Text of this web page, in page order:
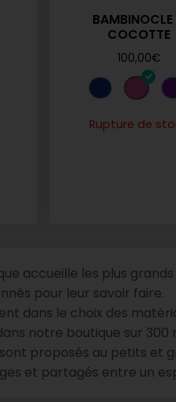
COCOTTE
100,00€
Rupture de
accueille les plus
pour leur savoir faire.
dans le choix des
notre boutique sur
proposés au petits et
et partagés entre un